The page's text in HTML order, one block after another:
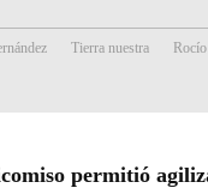
Tierra nuestra
permitió